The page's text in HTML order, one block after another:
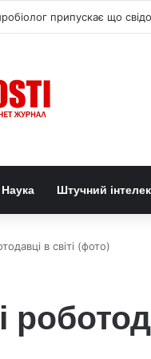
припускає що
Наука Штучний
в світі (фото)